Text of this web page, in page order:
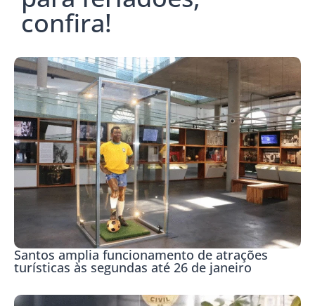
confira!
Santos amplia funcionamento de atrações
turísticas às segundas até 26 de janeiro